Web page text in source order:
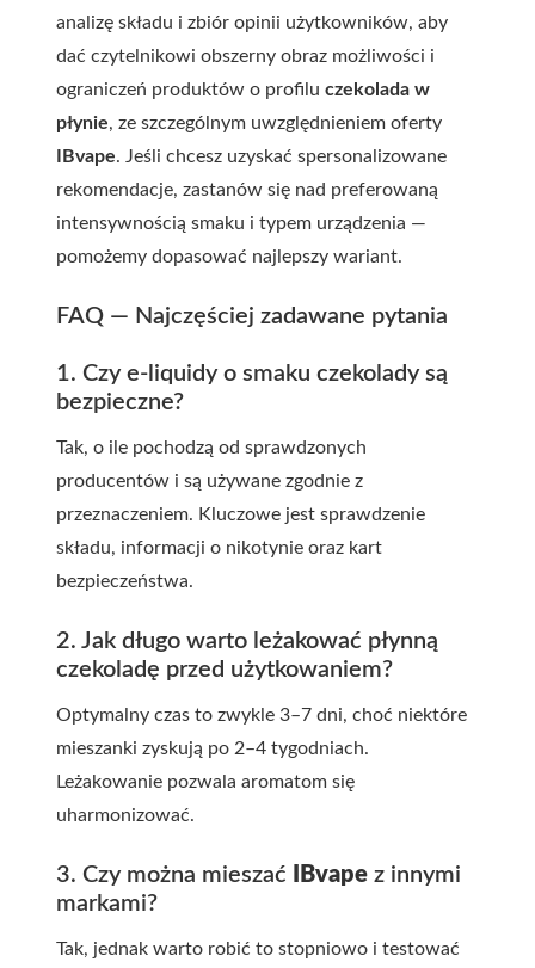
analizę składu i zbiór opinii użytkowników, aby
dać czytelnikowi obszerny obraz możliwości i
ograniczeń produktów o profilu czekolada w
płynie, ze szczególnym uwzględnieniem oferty
IBvape. Jeśli chcesz uzyskać spersonalizowane
rekomendacje, zastanów się nad preferowaną
intensywnością smaku i typem urządzenia —
pomożemy dopasować najlepszy wariant.
FAQ — Najczęściej zadawane pytania
1. Czy e-liquidy o smaku czekolady są
bezpieczne?
Tak, o ile pochodzą od sprawdzonych
producentów i są używane zgodnie z
przeznaczeniem. Kluczowe jest sprawdzenie
składu, informacji o nikotynie oraz kart
bezpieczeństwa.
2. Jak długo warto leżakować płynną
czekoladę przed użytkowaniem?
Optymalny czas to zwykle 3–7 dni, choć niektóre
mieszanki zyskują po 2–4 tygodniach.
Leżakowanie pozwala aromatom się
uharmonizować.
3. Czy można mieszać IBvape z innymi
markami?
Tak, jednak warto robić to stopniowo i testować